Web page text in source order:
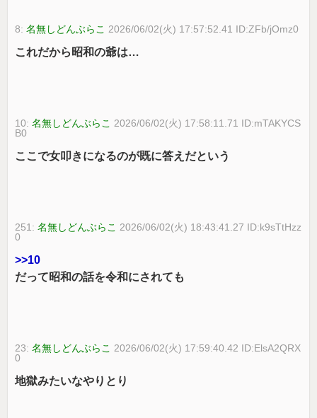
8:名無しどんぶらこ 2026/06/02(火) 17:57:52.41 ID:ZFb/jOmz0
これだから昭和の爺は…
10:名無しどんぶらこ 2026/06/02(火) 17:58:11.71 ID:mTAKYCS
B0
ここで女叩きになるのが既に答えだという
251:名無しどんぶらこ 2026/06/02(火) 18:43:41.27 ID:k9sTtHzz
0
>>10
だって昭和の話を令和にされても
23:名無しどんぶらこ 2026/06/02(火) 17:59:40.42 ID:ElsA2QRX
0
地獄みたいなやりとり